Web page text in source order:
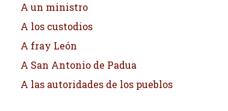
A un ministro
A los custodios
A fray León
A San Antonio de Padua
A las autoridades de los pueblos